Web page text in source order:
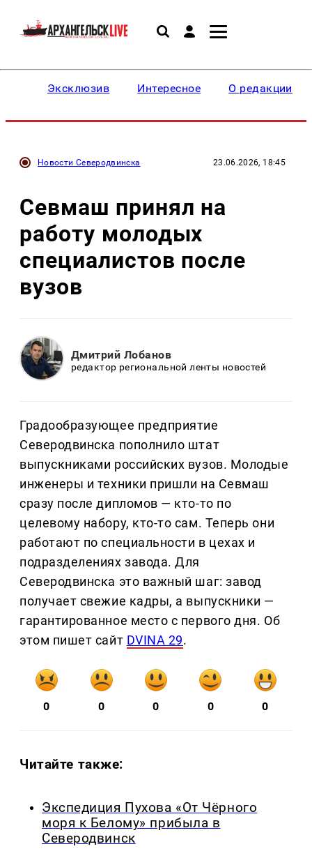
Эксклюзив Интересное О редакции
Новости Северодвинска 23.06.2026, 18:45
Севмаш принял на
работу молодых
специалистов после
вузов
Дмитрий Лобанов
редактор региональной ленты новостей
Градообразующее предприятие
Северодвинска пополнило штат
выпускниками российских вузов. Молодые
инженеры и техники пришли на Севмаш
сразу после дипломов — кто-то по
целевому набору, кто-то сам. Теперь они
работают по специальности в цехах и
подразделениях завода. Для
Северодвинска это важный шаг: завод
получает свежие кадры, а выпускники —
гарантированное место с первого дня. Об
этом пишет сайт DVINA 29.
0 0 0 0 0
Читайте также:
Экспедиция Пухова «От Чёрного
моря к Белому» прибыла в
Северодвинск